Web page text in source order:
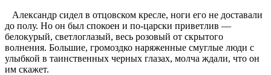
Александр сидел в отцовском кресле, ноги его не доставали
до полу. Но он был спокоен и по-царски приветлив —
белокурый, светлоглазый, весь розовый от скрытого
волнения. Большие, громоздко наряженные смуглые люди с
улыбкой в таинственных черных глазах, молча ждали, что он
им скажет.